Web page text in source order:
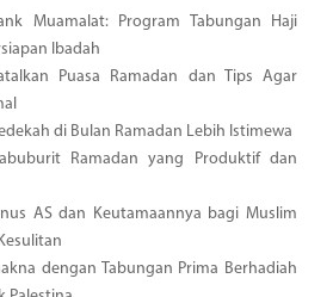
Muamalat: Program Tabungan Haji
Ibadah
Puasa Ramadan dan Tips Agar
di Bulan Ramadan Lebih Istimewa
Ramadan yang Produktif dan
AS dan Keutamaannya bagi Muslim
dengan Tabungan Prima Berhadiah